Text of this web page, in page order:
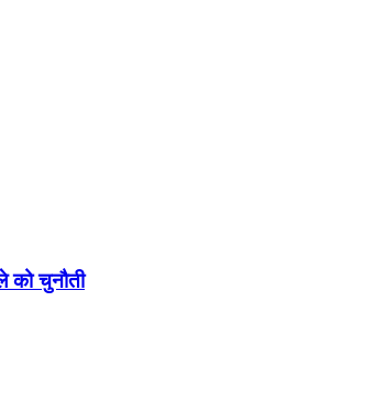
को चुनौती